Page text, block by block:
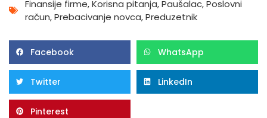
Finansije firme,Korisna pitanja,Paušalac,Poslovni
račun,Prebacivanje novca,Preduzetnik
Facebook WhatsApp
Twitter LinkedIn
Pinterest